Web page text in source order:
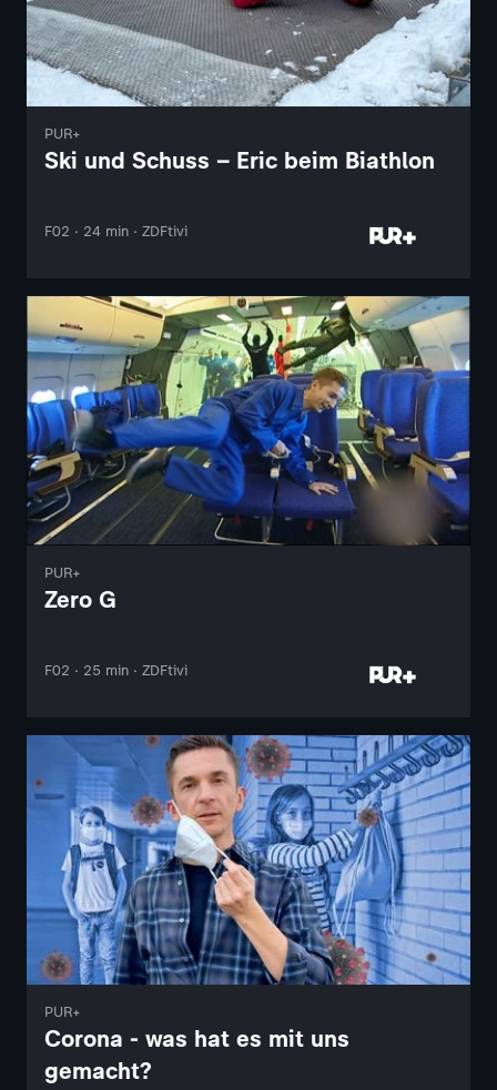
PUR+
Ski und Schuss – Eric beim Biathlon
F02 · 24 min · ZDFtivi
PUR+
Zero G
F02 · 25 min · ZDFtivi
PUR+
Corona - was hat es mit uns
gemacht?